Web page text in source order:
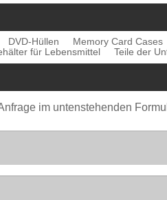
DVD-Hüllen Memory Card Cases
für Lebensmittel Teile der
im untenstehenden